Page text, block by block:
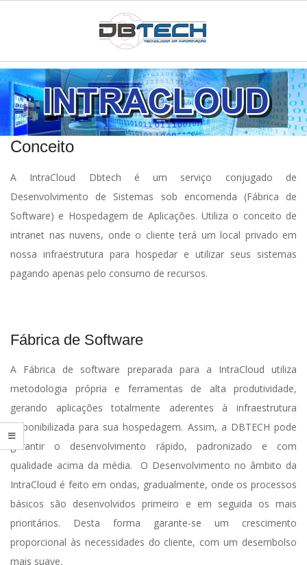
D
T
I
W
E
B
S
T
E
Primary
Navigation
Menu
Conceito
A IntraCloud Dbtech é um serviço conjugado de
Desenvolvimento de Sistemas sob encomenda (Fábrica de
Software) e Hospedagem de Aplicações. Utiliza o conceito de
intranet nas nuvens, onde o cliente terá um local privado em
nossa infraestrutura para hospedar e utilizar seus sistemas
pagando apenas pelo consumo de recursos.
Fábrica de Software
A Fábrica de software preparada para a IntraCloud utiliza
metodologia própria e ferramentas de alta produtividade,
gerando aplicações totalmente aderentes à infraestrutura
disponibilizada para sua hospedagem. Assim, a DBTECH pode
garantir o desenvolvimento rápido, padronizado e com
qualidade acima da média. O Desenvolvimento no âmbito da
IntraCloud é feito em ondas, gradualmente, onde os processos
básicos são desenvolvidos primeiro e em seguida os mais
prioritários. Desta forma garante-se um crescimento
proporcional às necessidades do cliente, com um desembolso
mais suave.